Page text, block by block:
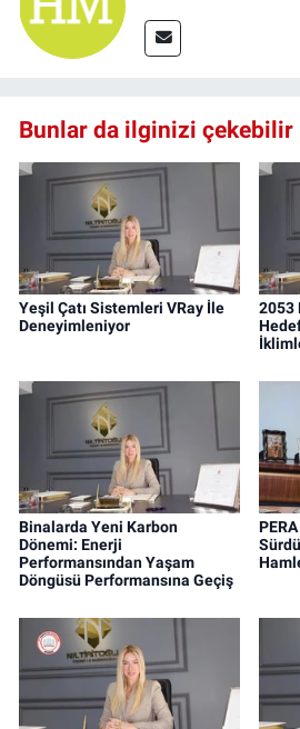
Bunlar da ilginizi çekebilir
Yeşil Çatı Sistemleri VRay İle
Deneyimleniyor
2053
Binalarda Yeni Karbon
Dönemi: Enerji
Performansından Yaşam
Döngüsü Performansına Geçiş